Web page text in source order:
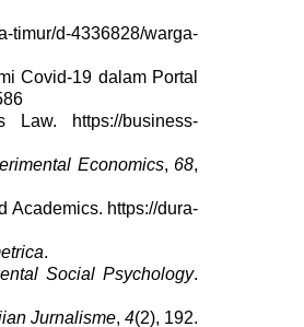
timur/d-4336828/warga-
Covid-19 dalam Portal
https://business-
Economics, 68,
Academics. https://dura-
.
Social Psychology.
Jurnalisme, 4(2), 192.